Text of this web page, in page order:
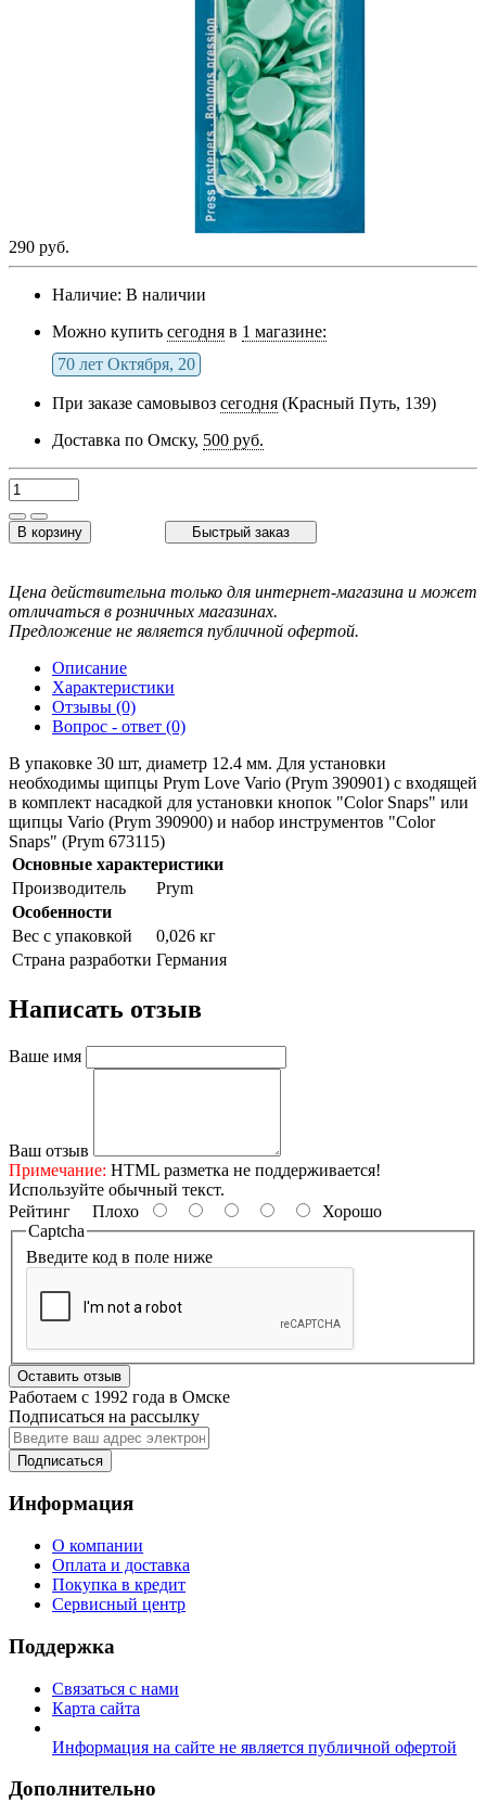
290 руб.
Наличие: В наличии
Можно купить сегодня в 1 магазине:
70 лет Октября, 20
При заказе самовывоз сегодня (Красный Путь, 139)
Доставка по Омску, 500 руб.
В корзину Быстрый заказ
Цена действительна только для интернет-магазина и может
отличаться в розничных магазинах.
Предложение не является публичной офертой.
Описание
Характеристики
Отзывы (0)
Вопрос - ответ (0)
В упаковке 30 шт, диаметр 12.4 мм. Для установки
необходимы щипцы Prym Love Vario (Prym 390901) c входящей
в комплект насадкой для установки кнопок "Color Snaps" или
щипцы Vario (Prym 390900) и набор инструментов "Color
Snaps" (Prym 673115)
Основные характеристики
Производитель
Prym
Особенности
Вес с упаковкой
0,026 кг
Страна разработки Германия
Написать отзыв
Ваше имя
Ваш отзыв
Примечание: HTML разметка не поддерживается!
Используйте обычный текст.
Рейтинг Плохо
Хорошо
Captcha
Введите код в поле ниже
Оставить отзыв
Работаем с 1992 года в Омске
Подписаться на рассылку
Подписаться
Информация
О компании
Оплата и доставка
Покупка в кредит
Сервисный центр
Поддержка
Связаться с нами
Карта сайта
Информация на сайте не является публичной офертой
Дополнительно